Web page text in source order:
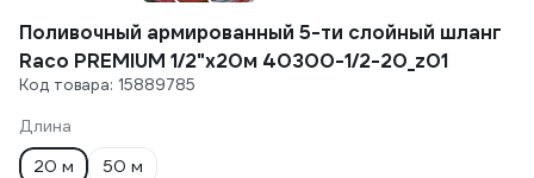
Поливочный армированный 5-ти слойный шланг
Raco PREMIUM 1/2"x20м 40300-1/2-20_z01
Код товара: 15889785
Длина
20 м
50 м